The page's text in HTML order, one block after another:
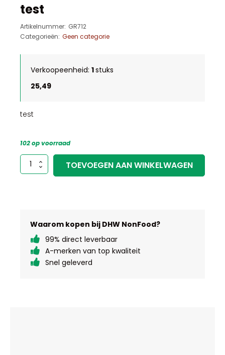
test
Artikelnummer: GR712
Categorieën: Geen categorie
Verkoopeenheid: 1stuks
25,49
test
102 op voorraad
test
aantal
TOEVOEGEN AAN WINKELWAGEN
Waarom kopen bij DHW NonFood?
99% direct leverbaar
A-merken van top kwaliteit
Snel geleverd